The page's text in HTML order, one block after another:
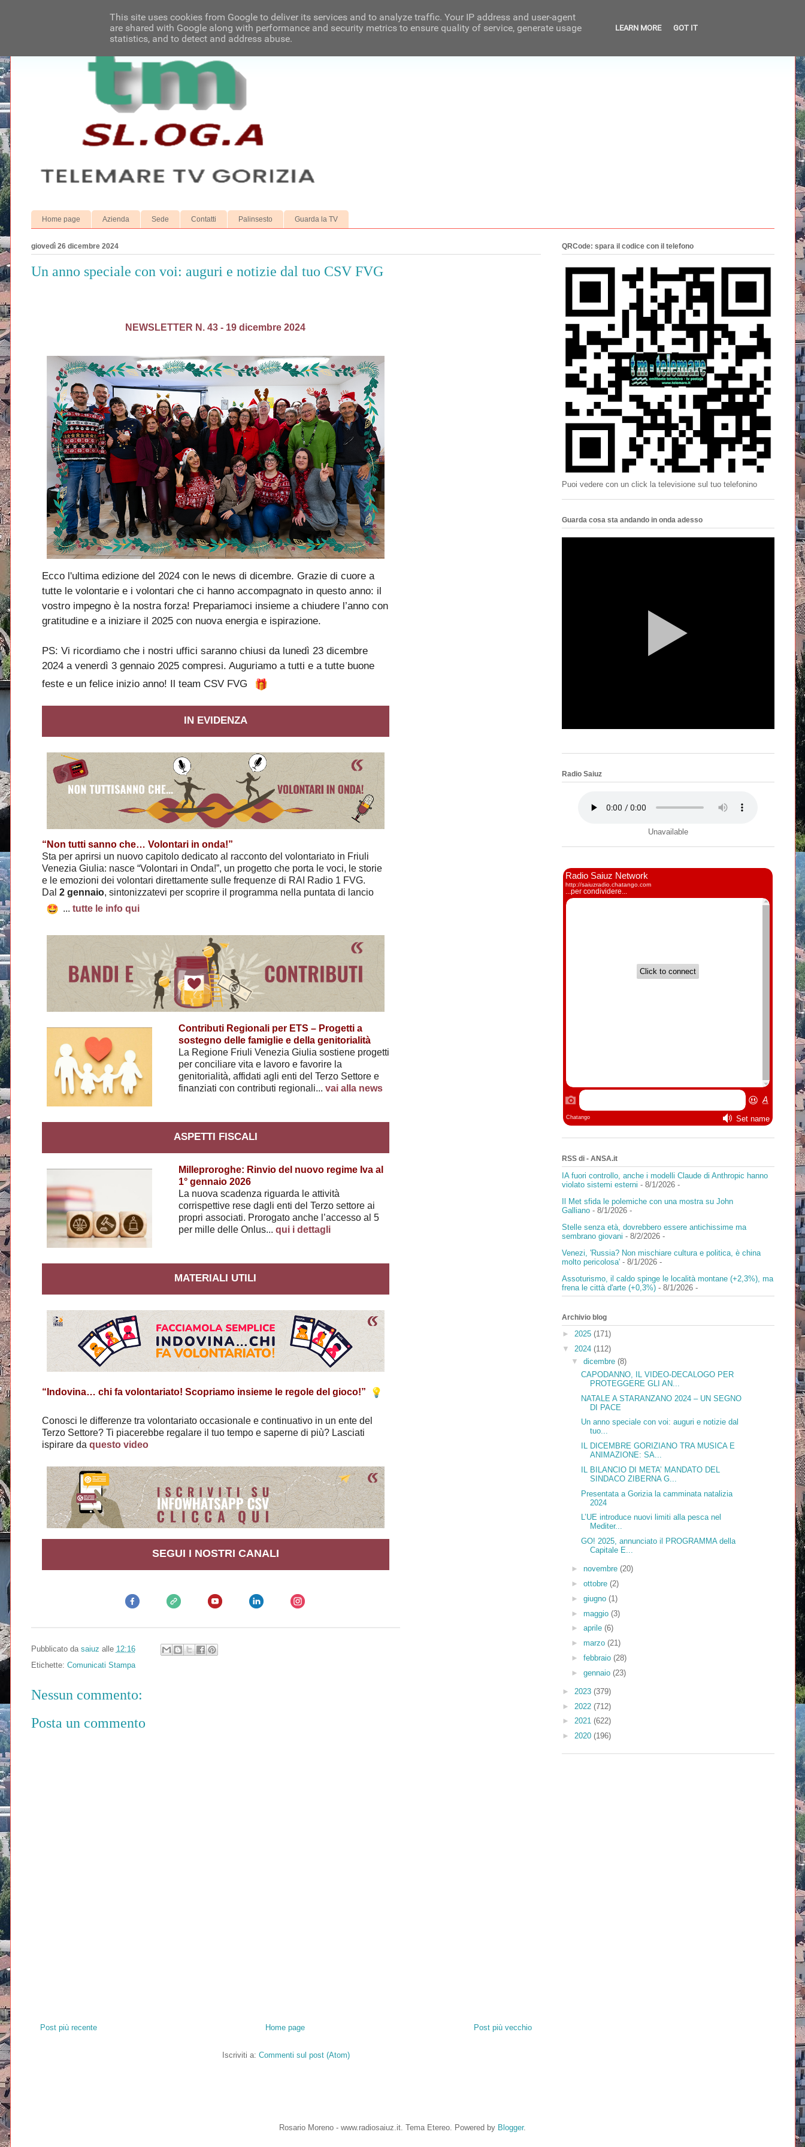
Home page Azienda Sede Contatti Palinsesto Guarda la TV
giovedì 26 dicembre 2024
Un anno speciale con voi: auguri e notizie dal tuo CSV FVG
NEWSLETTER N. 43 - 19 dicembre 2024
Ecco l'ultima edizione del 2024 con le news di dicembre. Grazie di cuore a
tutte le volontarie e i volontari che ci hanno accompagnato in questo anno: il
vostro impegno è la nostra forza! Prepariamoci insieme a chiudere l’anno con
gratitudine e a iniziare il 2025 con nuova energia e ispirazione.
PS: Vi ricordiamo che i nostri uffici saranno chiusi da lunedì 23 dicembre
2024 a venerdì 3 gennaio 2025 compresi. Auguriamo a tutti e a tutte buone
feste e un felice inizio anno! Il team CSV FVG
IN EVIDENZA
“Non tutti sanno che… Volontari in onda!”
Sta per aprirsi un nuovo capitolo dedicato al racconto del volontariato in Friuli
Venezia Giulia: nasce “Volontari in Onda!”, un progetto che porta le voci, le storie
e le emozioni dei volontari direttamente sulle frequenze di RAI Radio 1 FVG.
Dal 2 gennaio, sintonizzatevi per scoprire il programma nella puntata di lancio
... tutte le info qui
Contributi Regionali per ETS – Progetti a
sostegno delle famiglie e della genitorialità
La Regione Friuli Venezia Giulia sostiene progetti
per conciliare vita e lavoro e favorire la
genitorialità, affidati agli enti del Terzo Settore e
finanziati con contributi regionali... vai alla news
ASPETTI FISCALI
Milleproroghe: Rinvio del nuovo regime Iva al
1° gennaio 2026
La nuova scadenza riguarda le attività
corrispettive rese dagli enti del Terzo settore ai
propri associati. Prorogato anche l’accesso al 5
per mille delle Onlus... qui i dettagli
MATERIALI UTILI
“Indovina… chi fa volontariato! Scopriamo insieme le regole del gioco!”
Conosci le differenze tra volontariato occasionale e continuativo in un ente del
Terzo Settore? Ti piacerebbe regalare il tuo tempo e saperne di più? Lasciati
ispirare da questo video
SEGUI I NOSTRI CANALI
Pubblicato da saiuz alle 12:16
Etichette: Comunicati Stampa
Nessun commento:
Posta un commento
Post più recente Post più vecchio
Home page
Iscriviti a: Commenti sul post (Atom)
QRCode: spara il codice con il telefono
Puoi vedere con un click la televisione sul tuo telefonino
Guarda cosa sta andando in onda adesso
Radio Saiuz
Unavailable
RSS di - ANSA.it
IA fuori controllo, anche i modelli Claude di Anthropic hanno
violato sistemi esterni - 8/1/2026-
Il Met sfida le polemiche con una mostra su John
Galliano- 8/1/2026-
Stelle senza età, dovrebbero essere antichissime ma
sembrano giovani - 8/2/2026-
Venezi, 'Russia? Non mischiare cultura e politica, è china
molto pericolosa'- 8/1/2026-
Assoturismo, il caldo spinge le località montane (+2,3%), ma
frena le città d'arte (+0,3%)- 8/1/2026-
Archivio blog
► 2025 (171)
▼ 2024 (112)
▼dicembre(8)
CAPODANNO, IL VIDEO-DECALOGO PER
PROTEGGERE GLI AN...
NATALE A STARANZANO 2024 – UN SEGNO
DI PACE
Un anno speciale con voi: auguri e notizie dal
tuo...
IL DICEMBRE GORIZIANO TRA MUSICA E
ANIMAZIONE: SA...
IL BILANCIO DI META’ MANDATO DEL
SINDACO ZIBERNA G...
Presentata a Gorizia la camminata natalizia
2024
L’UE introduce nuovi limiti alla pesca nel
Mediter...
GO! 2025, annunciato il PROGRAMMA della
Capitale E...
►novembre(20)
►ottobre(2)
►giugno(1)
►maggio(3)
►aprile(6)
►marzo(21)
►febbraio(28)
►gennaio(23)
► 2023 (379)
► 2022 (712)
► 2021 (622)
► 2020 (196)
Rosario Moreno - www.radiosaiuz.it. Tema Etereo. Powered by Blogger.
This site uses cookies from Google to deliver its services and to analyze traffic. Your IP address and user-agent
are shared with Google along with performance and security metrics to ensure quality of service, generate usage
statistics, and to detect and address abuse.
LEARN MORE GOT IT